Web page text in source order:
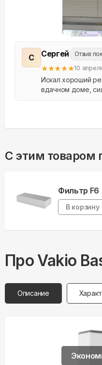
С Сергей Отзыв
★★★★★10
Искал хороший
вдачном доме,
С этим товаром
Фильтр F6
В корзину
Про Vakio
Описание